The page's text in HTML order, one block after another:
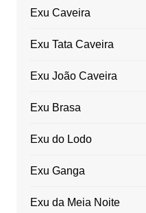
Exu Caveira
Exu Tata Caveira
Exu João Caveira
Exu Brasa
Exu do Lodo
Exu Ganga
Exu da Meia Noite